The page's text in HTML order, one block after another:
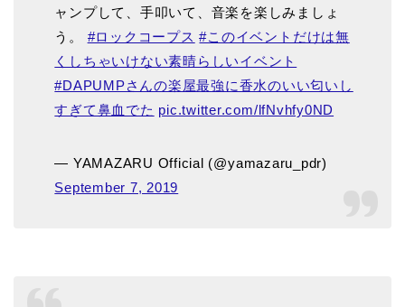
ャンプして、手叩いて、音楽を楽しみましょ
う。 #ロックコープス #このイベントだけは無
くしちゃいけない素晴らしいイベント
#DAPUMPさんの楽屋最強に香水のいい匂いし
すぎて鼻血でた pic.twitter.com/lfNvhfy0ND
— YAMAZARU Official (@yamazaru_pdr)
September 7, 2019